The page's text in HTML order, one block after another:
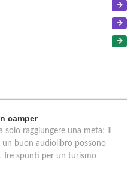
camper
solo raggiungere una meta: il
un buon audiolibro possono
spunti per un turismo